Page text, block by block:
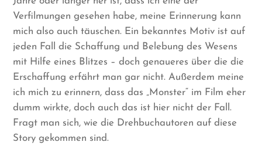
Verfilmungen gesehen habe, meine Erinnerung kann
mich also auch täuschen. Ein bekanntes Motiv ist auf
jeden Fall die Schaffung und Belebung des Wesens
mit Hilfe eines Blitzes – doch genaueres über die die
Erschaffung erfährt man gar nicht. Außerdem meine
ich mich zu erinnern, dass das „Monster“ im Film eher
dumm wirkte, doch auch das ist hier nicht der Fall.
Fragt man sich, wie die Drehbuchautoren auf diese
Story gekommen sind.